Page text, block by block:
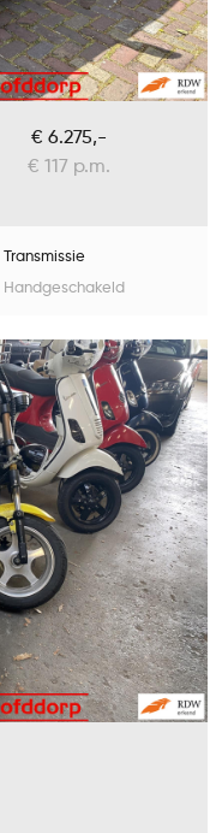
€ 6.275,-
€ 117 p.m.
Transmissie
Handgeschakeld